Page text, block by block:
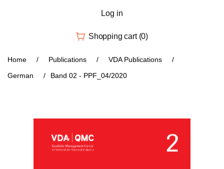
Log in
Shopping cart (0)
Home / Publications / VDA Publications
/
German
/ Band 02 - PPF_04/2020